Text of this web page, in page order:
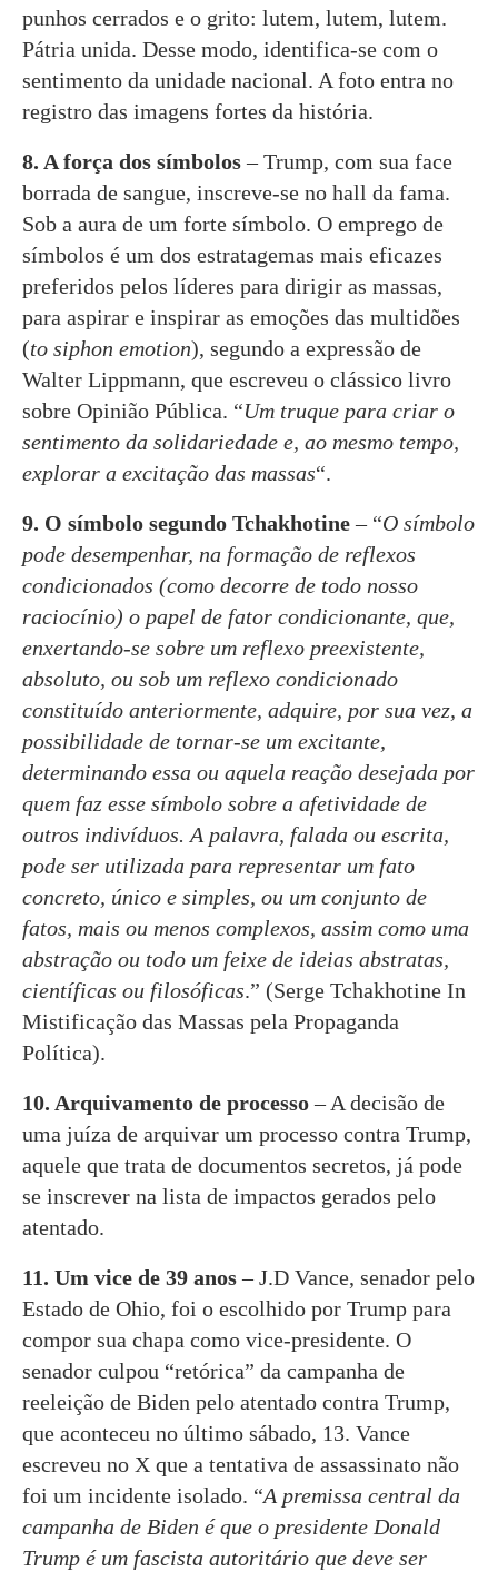
punhos cerrados e o grito: lutem, lutem, lutem.
Pátria unida. Desse modo, identifica-se com o
sentimento da unidade nacional. A foto entra no
registro das imagens fortes da história.
8. A força dos símbolos– Trump, com sua face
borrada de sangue, inscreve-se no hall da fama.
Sob a aura de um forte símbolo. O emprego de
símbolos é um dos estratagemas mais eficazes
preferidos pelos líderes para dirigir as massas,
para aspirar e inspirar as emoções das multidões
(to siphon emotion), segundo a expressão de
Walter Lippmann, que escreveu o clássico livro
sobre Opinião Pública. “Um truque para criar o
sentimento da solidariedade e, ao mesmo tempo,
explorar a excitação das massas“.
9. O símbolo segundo Tchakhotine– “O símbolo
pode desempenhar, na formação de reflexos
condicionados (como decorre de todo nosso
raciocínio) o papel de fator condicionante, que,
enxertando-se sobre um reflexo preexistente,
absoluto, ou sob um reflexo condicionado
constituído anteriormente, adquire, por sua vez, a
possibilidade de tornar-se um excitante,
determinando essa ou aquela reação desejada por
quem faz esse símbolo sobre a afetividade de
outros indivíduos. A palavra, falada ou escrita,
pode ser utilizada para representar um fato
concreto, único e simples, ou um conjunto de
fatos, mais ou menos complexos, assim como uma
abstração ou todo um feixe de ideias abstratas,
científicas ou filosóficas.” (Serge Tchakhotine In
Mistificação das Massas pela Propaganda
Política).
10. Arquivamento de processo– A decisão de
uma juíza de arquivar um processo contra Trump,
aquele que trata de documentos secretos, já pode
se inscrever na lista de impactos gerados pelo
atentado.
11. Um vice de 39 anos– J.D Vance, senador pelo
Estado de Ohio, foi o escolhido por Trump para
compor sua chapa como vice-presidente. O
senador culpou “retórica” da campanha de
reeleição de Biden pelo atentado contra Trump,
que aconteceu no último sábado, 13. Vance
escreveu no X que a tentativa de assassinato não
foi um incidente isolado. “A premissa central da
campanha de Biden é que o presidente Donald
Trump é um fascista autoritário que deve ser